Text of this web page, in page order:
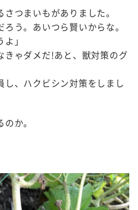
つまいもがありました。
ろう。あいつら賢いからな。
」
きゃダメだ!あと、獣対策のグ
し、ハクビシン対策をしまし
か。